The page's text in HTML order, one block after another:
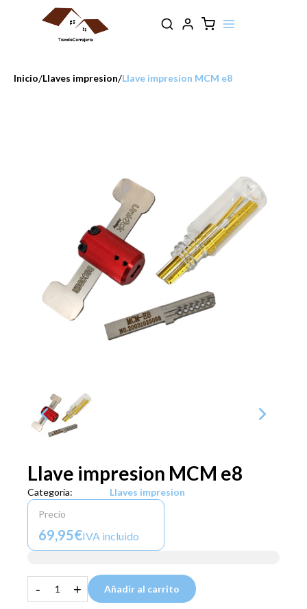
Inicio/Llaves impresion/Llave impresion MCM e8
Llave impresion MCM e8
Categoría:
Llaves impresion
Precio
69,95€IVA incluido
- + Añadir al carrito